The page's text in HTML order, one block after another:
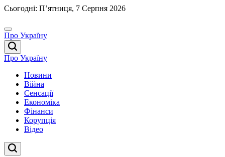
Перейти
вмісту
Сьогодні: П’ятниця, 7 Серпня 2026
Про Україну
Про Україну
Новини
Війна
Сенсації
Економіка
Фінанси
Корупція
Відео